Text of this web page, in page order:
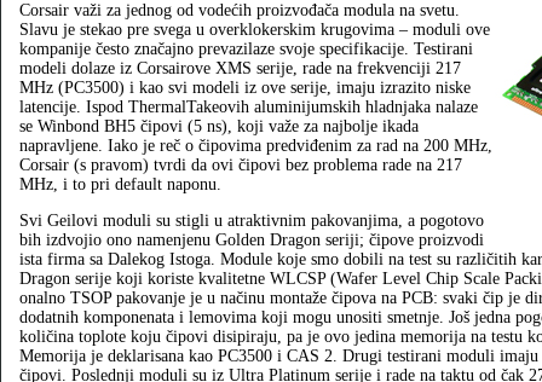
Corsair važi za jednog od vodećih proizvođača modula na svetu.
Slavu je stekao pre svega u overklokerskim krugovima – moduli ove
kompanije često značajno prevazilaze svoje specifikacije. Testirani
modeli dolaze iz Corsairove XMS serije, rade na frekvenciji 217
MHz (PC3500) i kao svi modeli iz ove serije, imaju izrazito niske
latencije. Ispod ThermalTakeovih aluminijumskih hladnjaka nalaze
se Winbond BH5 čipovi (5 ns), koji važe za najbolje ikada
napravljene. Iako je reč o čipovima predviđenim za rad na 200 MHz,
Corsair (s pravom) tvrdi da ovi čipovi bez problema rade na 217
MHz, i to pri default naponu.
Svi Geilovi moduli su stigli u atraktivnim pakovanjima, a pogotovo
bih izdvojio ono namenjenu Golden Dragon seriji; čipove proizvodi
ista firma sa Dalekog Istoga. Module koje smo dobili na test su različitih
Dragon serije koji koriste kvalitetne WLCSP (Wafer Level Chip Scale
onalno TSOP pakovanje je u načinu montaže čipova na PCB: svaki čip je
dodatnih komponenata i lemovima koji mogu unositi smetnje. Još jedna
količina toplote koju čipovi disipiraju, pa je ovo jedina memorija na testu
Memorija je deklarisana kao PC3500 i CAS 2. Drugi testirani moduli
čipovi. Poslednji moduli su iz Ultra Platinum serije i rade na taktu od čak